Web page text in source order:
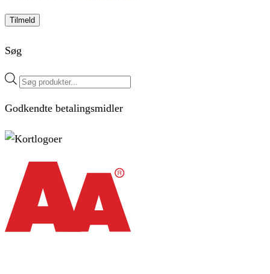
Tilmeld
Søg
Products
search
Godkendte betalingsmidler